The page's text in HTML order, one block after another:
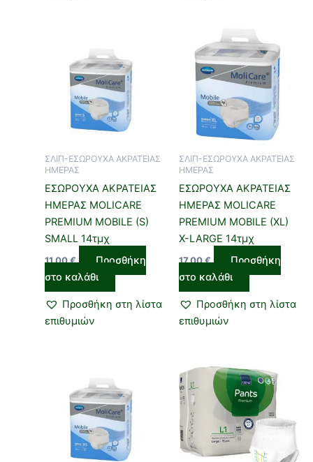
ΣΛΙΠ-ΕΣΩΡΟΥΧΑ ΑΚΡΑΤΕΙΑΣ
ΗΜΕΡΑΣ
ΕΣΩΡΟΥΧΑ ΑΚΡΑΤΕΙΑΣ
ΗΜΕΡΑΣ MOLICARE
PREMIUM MOBILE (S)
SMALL 14τμχ
11,00€
Προσθήκη
στο καλάθι
Προσθήκη στη λίστα
επιθυμιών
ΣΛΙΠ-ΕΣΩΡΟΥΧΑ ΑΚΡΑΤΕΙΑΣ
ΗΜΕΡΑΣ
ΕΣΩΡΟΥΧΑ ΑΚΡΑΤΕΙΑΣ
ΗΜΕΡΑΣ MOLICARE
PREMIUM MOBILE (XL)
X-LARGE 14τμχ
17,00€
Προσθήκη
στο καλάθι
Προσθήκη στη λίστα
επιθυμιών